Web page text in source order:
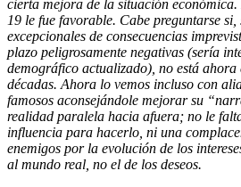
cierta mejora de la situación
19 le fue favorable. Cabe preguntarse si,
excepcionales de consecuencias
plazo peligrosamente negativas (sería
demográfico actualizado), no está
décadas. Ahora lo vemos incluso con
famosos aconsejándole mejorar su
realidad paralela hacia afuera; no le
influencia para hacerlo, ni una
enemigos por la evolución de los
al mundo real, no el de los deseos.